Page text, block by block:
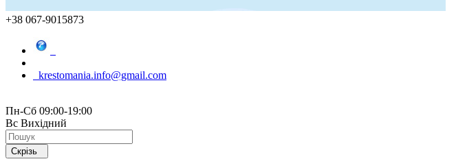
+38 067-9015873
krestomania.info@gmail.com
Пн-Сб 09:00-19:00
Вс Вихідний
Скрізь